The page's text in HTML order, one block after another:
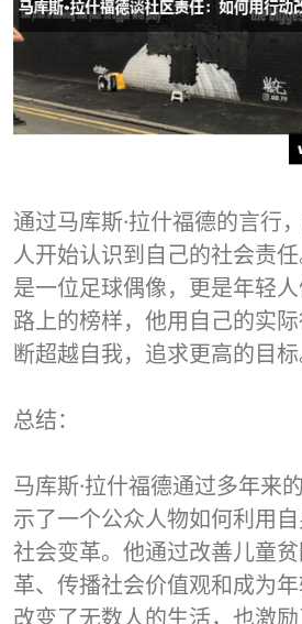
通过马库斯·拉什福德的言行
人开始认识到自己的社会责
是一位足球偶像，更是年轻
路上的榜样，他用自己的实
断超越自我，追求更高的目标
总结：
马库斯·拉什福德通过多年来
示了一个公众人物如何利用
社会变革。他通过改善儿童
革、传播社会价值观和成为
改变了无数人的生活，也激